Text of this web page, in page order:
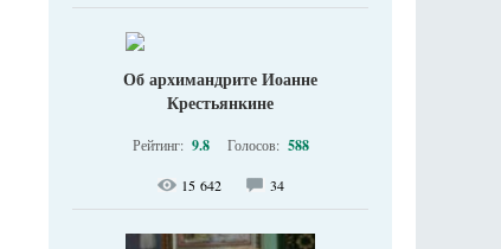
Об архимандрите Иоанне
Крестьянкине
Рейтинг: 9.8 Голосов: 588
15 642 34